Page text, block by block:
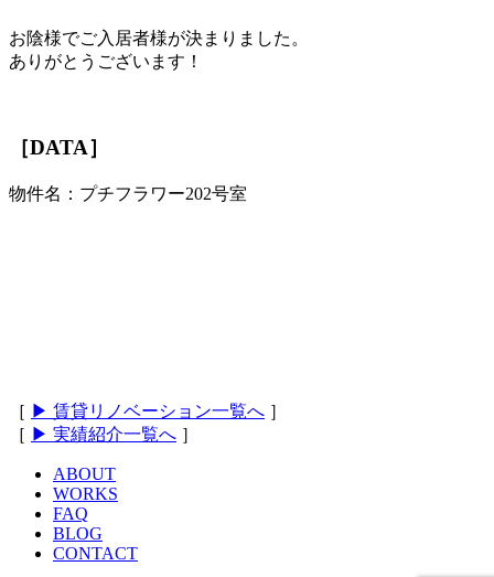
お陰様でご入居者様が決まりました。
ありがとうございます！
［DATA］
物件名：プチフラワー202号室
［ ▶ 賃貸リノベーション一覧へ ］
［ ▶ 実績紹介一覧へ ］
ABOUT
WORKS
FAQ
BLOG
CONTACT